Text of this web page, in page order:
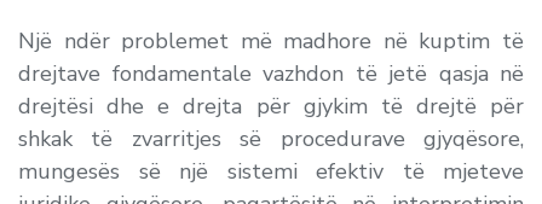
Një ndër problemet më madhore në kuptim të
drejtave fondamentale vazhdon të jetë qasja në
drejtësi dhe e drejta për gjykim të drejtë për
shkak të zvarritjes së procedurave gjyqësore,
mungesës së një sistemi efektiv të mjeteve